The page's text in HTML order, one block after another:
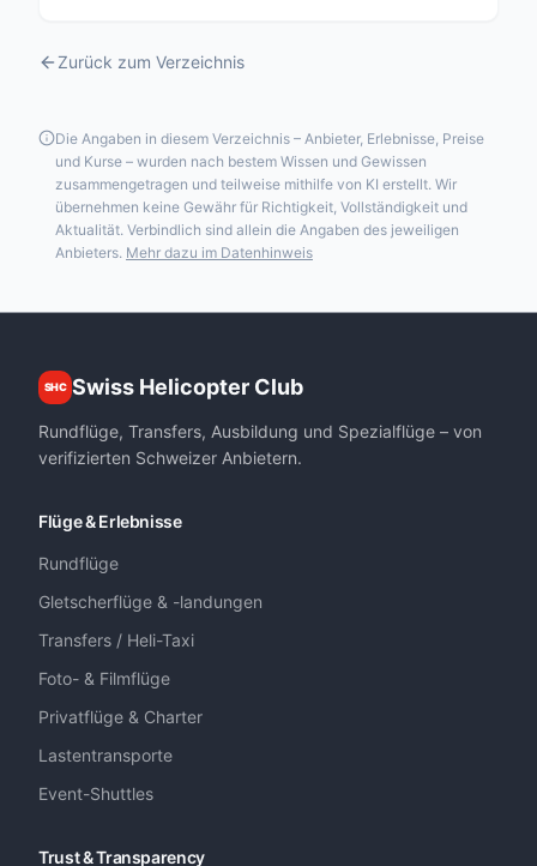
Zurück zum Verzeichnis
Die Angaben in diesem Verzeichnis – Anbieter, Erlebnisse, Preise
und Kurse – wurden nach bestem Wissen und Gewissen
zusammengetragen und teilweise mithilfe von KI erstellt. Wir
übernehmen keine Gewähr für Richtigkeit, Vollständigkeit und
Aktualität. Verbindlich sind allein die Angaben des jeweiligen
Anbieters. Mehr dazu im Datenhinweis
SHC Swiss Helicopter Club
Rundflüge, Transfers, Ausbildung und Spezialflüge – von
verifizierten Schweizer Anbietern.
Flüge & Erlebnisse
Rundflüge
Gletscherflüge & -landungen
Transfers / Heli-Taxi
Foto- & Filmflüge
Privatflüge & Charter
Lastentransporte
Event-Shuttles
Trust & Transparency